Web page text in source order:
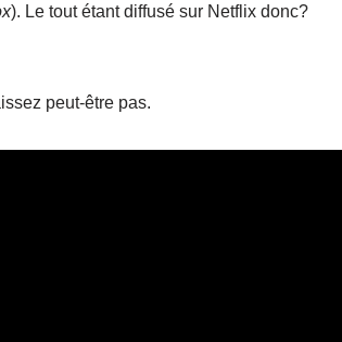
). Le tout étant diffusé sur Netflix donc?
peut-être pas.